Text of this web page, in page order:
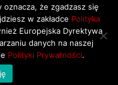
All rights
Shipping
że zgadzasz się
w zakładce Polityka
Europejska Dyrektywa
danych na naszej
Polityki Prywatności.